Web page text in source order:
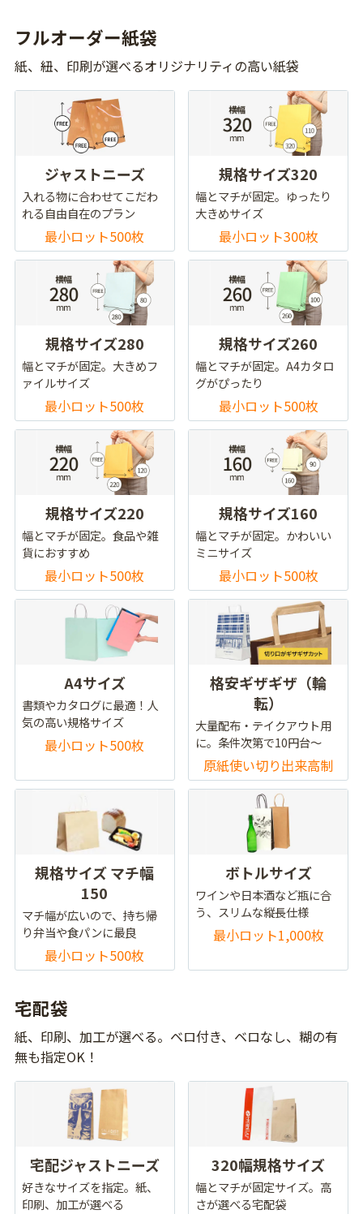
フルオーダー紙袋
紙、紐、印刷が選べるオリジナリティの高い紙袋
ジャストニーズ
入れる物に合わせてこだわ
れる自由自在のプラン
最小ロット500枚
規格サイズ320
幅とマチが固定。ゆったり
大きめサイズ
最小ロット300枚
規格サイズ280
幅とマチが固定。大きめフ
ァイルサイズ
最小ロット500枚
規格サイズ260
幅とマチが固定。A4カタロ
グがぴったり
最小ロット500枚
規格サイズ220
幅とマチが固定。食品や雑
貨におすすめ
最小ロット500枚
規格サイズ160
幅とマチが固定。かわいい
ミニサイズ
最小ロット500枚
A4サイズ
書類やカタログに最適！人
気の高い規格サイズ
最小ロット500枚
格安ギザギザ（輪
転）
大量配布・テイクアウト用
に。条件次第で10円台～
原紙使い切り出来高制
規格サイズ マチ幅
150
マチ幅が広いので、持ち帰
り弁当や食パンに最良
最小ロット500枚
ボトルサイズ
ワインや日本酒など瓶に合
う、スリムな縦長仕様
最小ロット1,000枚
宅配袋
紙、印刷、加工が選べる。ベロ付き、ベロなし、糊の有
無も指定OK！
宅配ジャストニーズ
好きなサイズを指定。紙、
印刷、加工が選べる
320幅規格サイズ
幅とマチが固定サイズ。高
さが選べる宅配袋